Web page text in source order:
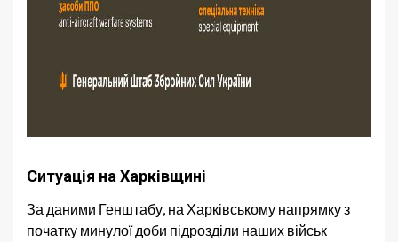
Ситуація на Харківщині
За даними Генштабу, на Харківському напрямку з
початку минулої доби підрозділи наших військ